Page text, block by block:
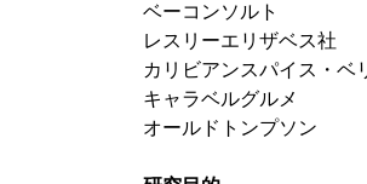
ベーコンソルト
レスリーエリザベス社
カリビアンスパイス・ベ
キャラベルグルメ
オールドトンプソン